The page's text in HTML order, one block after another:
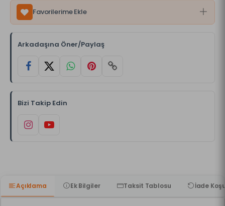
Favorilerime Ekle
Arkadaşına Öner/Paylaş
Bizi Takip Edin
Açıklama Ek Bilgiler Taksit Tablosu İade